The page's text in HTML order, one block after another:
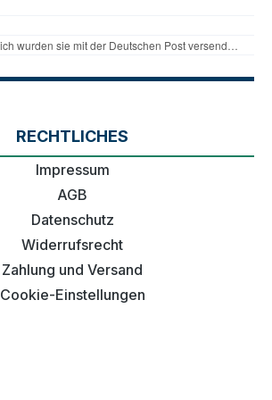
RECHTLICHES
Impressum
AGB
Datenschutz
Widerrufsrecht
Zahlung und Versand
Cookie-Einstellungen